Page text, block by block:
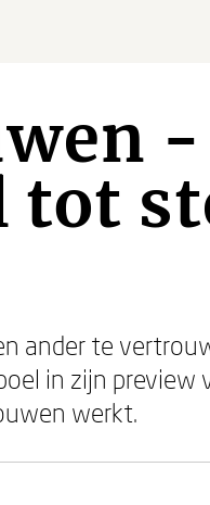
-
tot
ander te
in zijn preview
werkt.